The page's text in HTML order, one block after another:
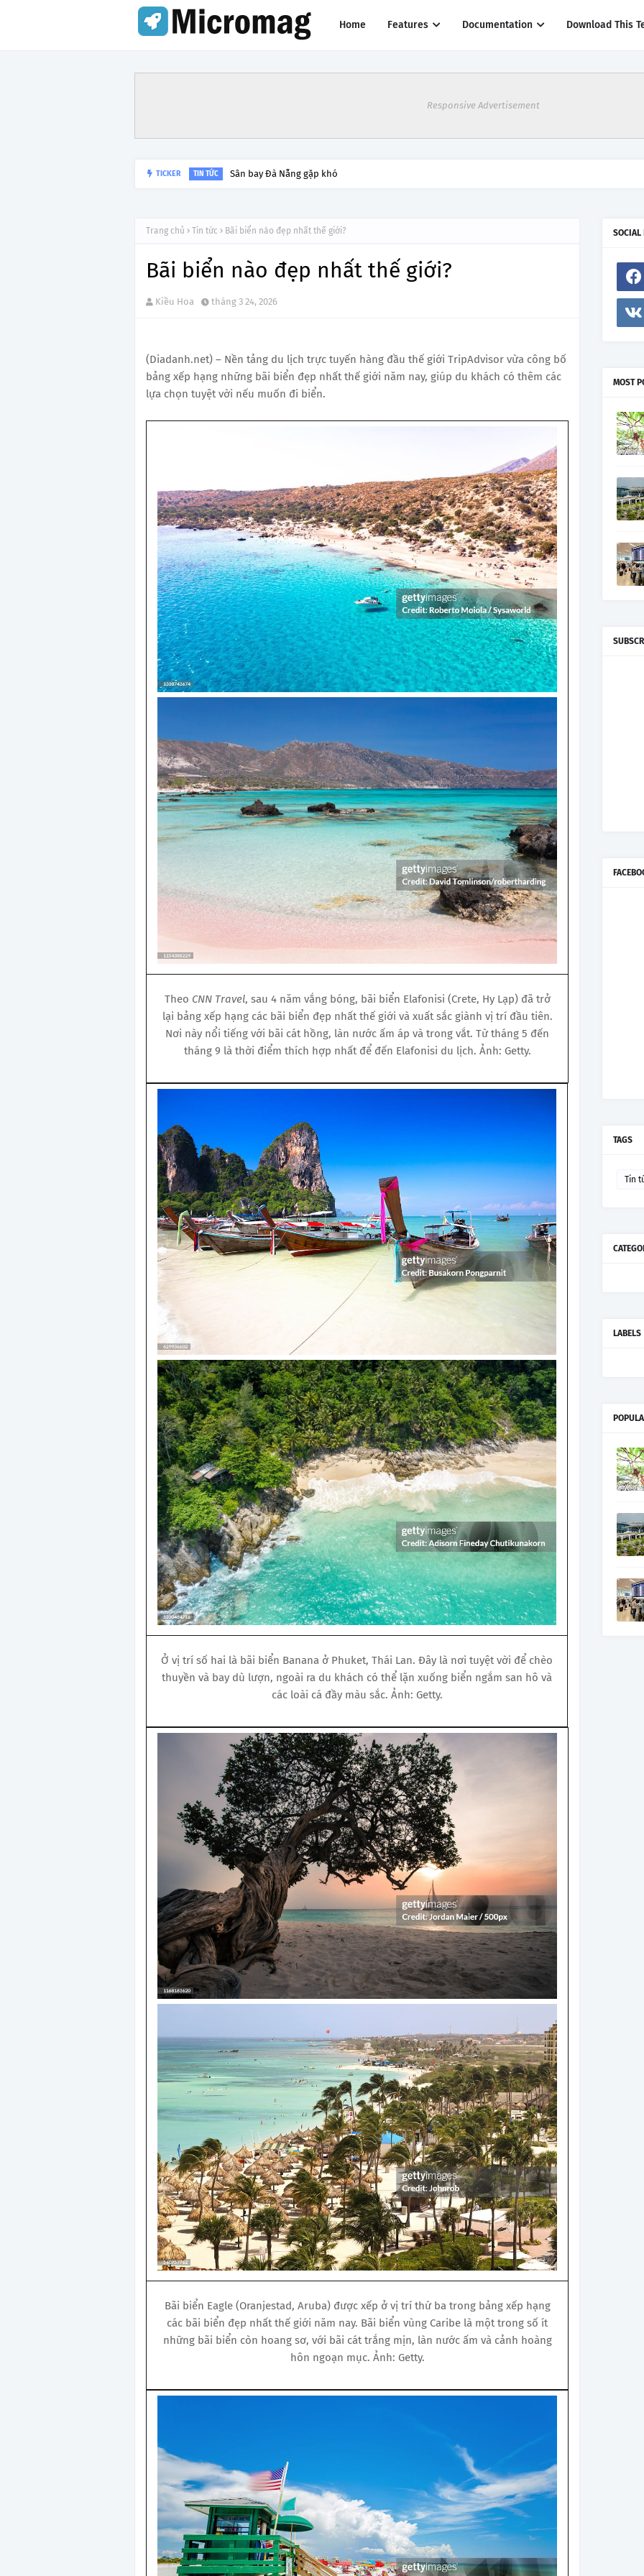
Home Features Documentation Download This
Responsive Advertisement
TICKER TIN TỨC Lý do tạm dừng khai thác một số đường bay từ 1/4
Trang chủ Tin tức Bãi biển nào đẹp nhất thế giới?
Bãi biển nào đẹp nhất thế giới?
Kiều Hoa tháng 3 24, 2026
(Diadanh.net) – Nền tảng du lịch trực tuyến hàng đầu thế giới TripAdvisor vừa công bố
bảng xếp hạng những bãi biển đẹp nhất thế giới năm nay, giúp du khách có thêm các
lựa chọn tuyệt vời nếu muốn đi biển.
Theo CNN Travel, sau 4 năm vắng bóng, bãi biển Elafonisi (Crete, Hy Lạp) đã trở
lại bảng xếp hạng các bãi biển đẹp nhất thế giới và xuất sắc giành vị trí đầu tiên.
Nơi này nổi tiếng với bãi cát hồng, làn nước ấm áp và trong vắt. Từ tháng 5 đến
tháng 9 là thời điểm thích hợp nhất để đến Elafonisi du lịch. Ảnh: Getty.
Ở vị trí số hai là bãi biển Banana ở Phuket, Thái Lan. Đây là nơi tuyệt vời để chèo
thuyền và bay dù lượn, ngoài ra du khách có thể lặn xuống biển ngắm san hô và
các loài cá đầy màu sắc. Ảnh: Getty.
Bãi biển Eagle (Oranjestad, Aruba) được xếp ở vị trí thứ ba trong bảng xếp hạng
các bãi biển đẹp nhất thế giới năm nay. Bãi biển vùng Caribe là một trong số ít
những bãi biển còn hoang sơ, với bãi cát trắng mịn, làn nước ấm và cảnh hoàng
hôn ngoạn mục. Ảnh: Getty.
SOCIAL
MOST
TAGS
Tin
LABELS